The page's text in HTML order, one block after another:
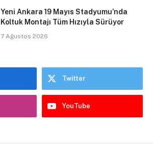
Yeni Ankara 19 Mayıs Stadyumu’nda
Koltuk Montajı Tüm Hızıyla Sürüyor
7 Ağustos 2026
Twitter
YouTube